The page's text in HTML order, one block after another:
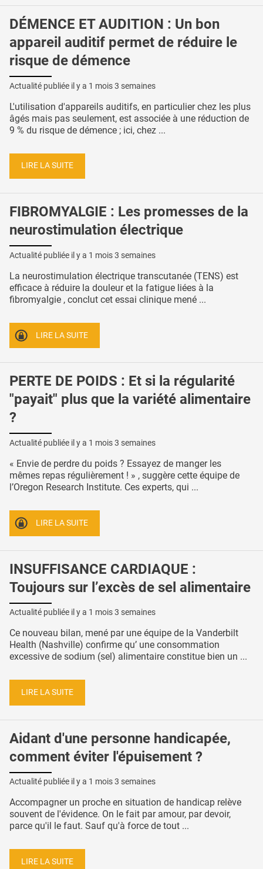
DÉMENCE ET AUDITION : Un bon
appareil auditif permet de réduire le
risque de démence
Actualité publiée il y a 1 mois 3 semaines
L'utilisation d'appareils auditifs, en particulier chez les plus
âgés mais pas seulement, est associée à une réduction de
9 % du risque de démence ; ici, chez ...
LIRE LA SUITE
FIBROMYALGIE : Les promesses de la
neurostimulation électrique
Actualité publiée il y a 1 mois 3 semaines
La neurostimulation électrique transcutanée (TENS) est
efficace à réduire la douleur et la fatigue liées à la
fibromyalgie , conclut cet essai clinique mené ...
LIRE LA SUITE
PERTE DE POIDS : Et si la régularité
"payait" plus que la variété alimentaire
?
Actualité publiée il y a 1 mois 3 semaines
« Envie de perdre du poids ? Essayez de manger les
mêmes repas régulièrement ! » , suggère cette équipe de
l’Oregon Research Institute. Ces experts, qui ...
LIRE LA SUITE
INSUFFISANCE CARDIAQUE :
Toujours sur l’excès de sel alimentaire
Actualité publiée il y a 1 mois 3 semaines
Ce nouveau bilan, mené par une équipe de la Vanderbilt
Health (Nashville) confirme qu’ une consommation
excessive de sodium (sel) alimentaire constitue bien un ...
LIRE LA SUITE
Aidant d'une personne handicapée,
comment éviter l'épuisement ?
Actualité publiée il y a 1 mois 3 semaines
Accompagner un proche en situation de handicap relève
souvent de l'évidence. On le fait par amour, par devoir,
parce qu'il le faut. Sauf qu'à force de tout ...
LIRE LA SUITE